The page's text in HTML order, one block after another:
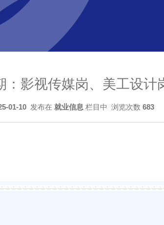
：影视传媒岗、美工设计
01-10 发布在 就业信息 栏目中 浏览次数 683